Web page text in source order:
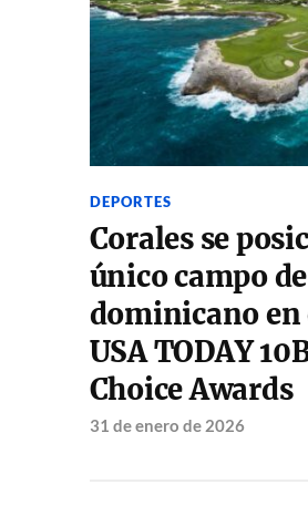
DEPORTES
Corales se
único campo
dominicano
USA TODAY
Choice Awards
31 de enero de 2026